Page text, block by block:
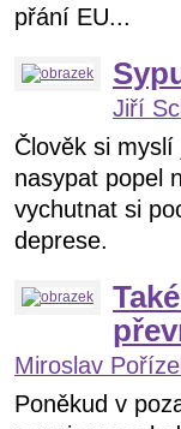
přání EU...
Jiří
Člověk si
nasypat popel
vychutnat si
deprese.
Miroslav
Poněkud v